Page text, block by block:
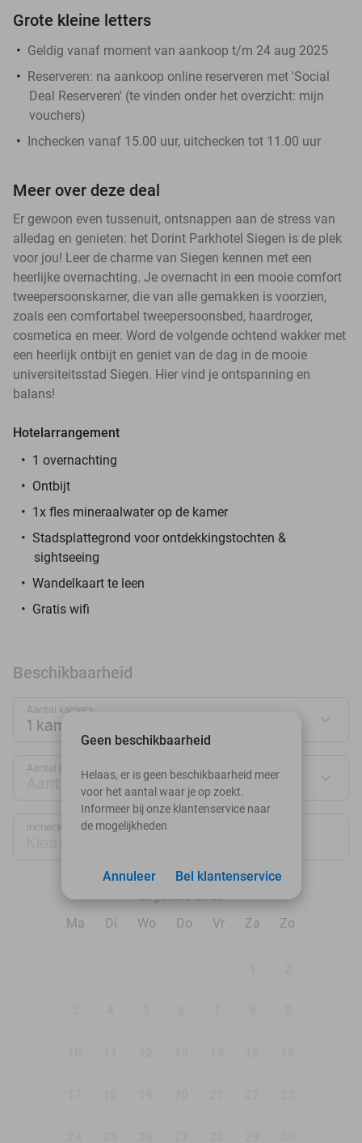
Grote kleine letters
Geldig vanaf moment van aankoop t/m 24 aug 2025
Reserveren: na aankoop online reserveren met 'Social
Deal Reserveren' (te vinden onder het overzicht: mijn
vouchers)
Inchecken vanaf 15.00 uur, uitchecken tot 11.00 uur
Meer over deze deal
Er gewoon even tussenuit, ontsnappen aan de stress van
alledag en genieten: het Dorint Parkhotel Siegen is de plek
voor jou! Leer de charme van Siegen kennen met een
heerlijke overnachting. Je overnacht in een mooie comfort
tweepersoonskamer, die van alle gemakken is voorzien,
zoals een comfortabel tweepersoonsbed, haardroger,
cosmetica en meer. Word de volgende ochtend wakker met
een heerlijk ontbijt en geniet van de dag in de mooie
universiteitsstad Siegen. Hier vind je ontspanning en
balans!
Hotelarrangement
1 overnachting
Ontbijt
1x fles mineraalwater op de kamer
Stadsplattegrond voor ontdekkingstochten &
sightseeing
Wandelkaart te leen
Gratis wifi
Beschikbaarheid
Aantal kamers:
1 kamer
Aantal personen:
Aantal personen
Inchecken
Ma
Di Wo Do Vr Za Zo
Geen beschikbaarheid
Helaas, er is geen beschikbaarheid meer
voor het aantal waar je op zoekt.
Informeer bij onze klantenservice naar
de mogelijkheden
Bel klantenservice
Annuleer